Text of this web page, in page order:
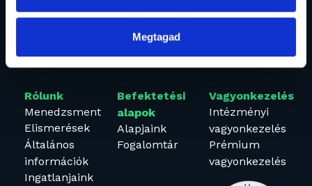
Megtagad
alapkezelo@granitalapkezelo.hu
(06 1) 888 4120
Rólunk
Menedzsment
Elismerések
Általános
információk
Ingatlanjaink
Befektetési
alapok
Alapjaink
Fogalomtár
Vagyonkezelés
Intézményi
vagyonkezelés
Prémium
vagyonkezelés